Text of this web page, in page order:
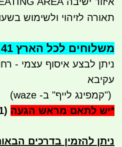
תאורה לזיהוי ולשימוש
משלוחים לכל הארץ 41 שח
עקיבא
")קמפינג לייף" ב- waze)
*יש לתאם מראש הגעה
ניתן להזמין בדרכים